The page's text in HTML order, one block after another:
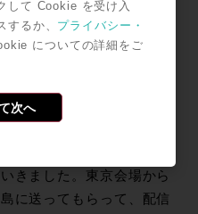
。技術屋さんなら絶対に
本番中はずっと電話でや
ストリームを流したり止
術というものが方法論と
きました。東京会場から
に送ってもらって、配信
して Cookie を受け入
るか、 プライバシー・
についての詳細をご
次へ